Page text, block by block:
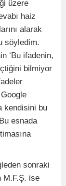
üzere
haiz
alarak
söyledim.
‘Bu ifadenin,
bilmiyor
kendisini bu
esnada
sonraki
M.F.Ş. ise